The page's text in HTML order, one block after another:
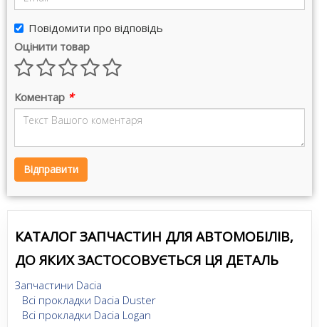
Повідомити про відповідь
Оцінити товар
Коментар *
Відправити
КАТАЛОГ ЗАПЧАСТИН ДЛЯ АВТОМОБІЛІВ,
ДО ЯКИХ ЗАСТОСОВУЄТЬСЯ ЦЯ ДЕТАЛЬ
Запчастини Dacia
Всі прокладки Dacia Duster
Всі прокладки Dacia Logan